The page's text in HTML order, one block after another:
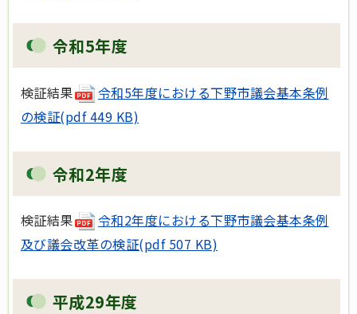
令和5年度
検証結果
令和5年度における下野市議会基本条例
の検証(pdf 449 KB)
令和2年度
検証結果
令和2年度における下野市議会基本条例
及び議会改革の検証(pdf 507 KB)
平成29年度